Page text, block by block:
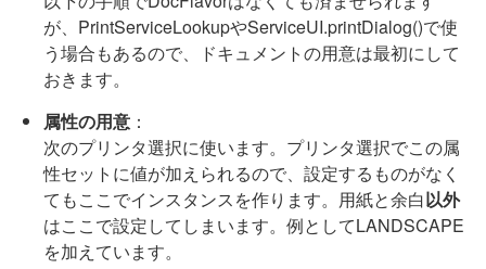
が、PrintServiceLookupやServiceUI.printDialog()で使
う場合もあるので、ドキュメントの用意は最初にして
おきます。
属性の用意 ：
次のプリンタ選択に使います。プリンタ選択でこの属
性セットに値が加えられるので、設定するものがなく
てもここでインスタンスを作ります。用紙と余白以外
はここで設定してしまいます。例としてLANDSCAPE
を加えています。